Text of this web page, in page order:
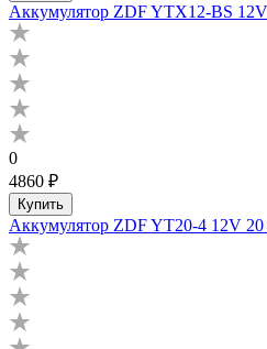
Аккумулятор ZDF YTX12-BS
0
4860 ₽
Купить
Аккумулятор ZDF YT20-4 12V